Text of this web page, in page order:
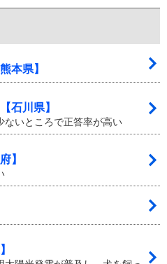
本県】
石川県】
ないところで正答率が高い
】